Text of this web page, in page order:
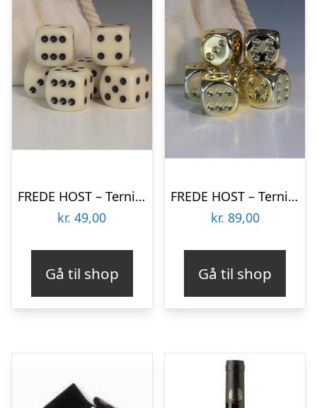
FREDE HOST – Terninger – White
kr. 49,00
Gå til shop
FREDE HOST – Terninger – Gold Plated
kr. 89,00
Gå til shop